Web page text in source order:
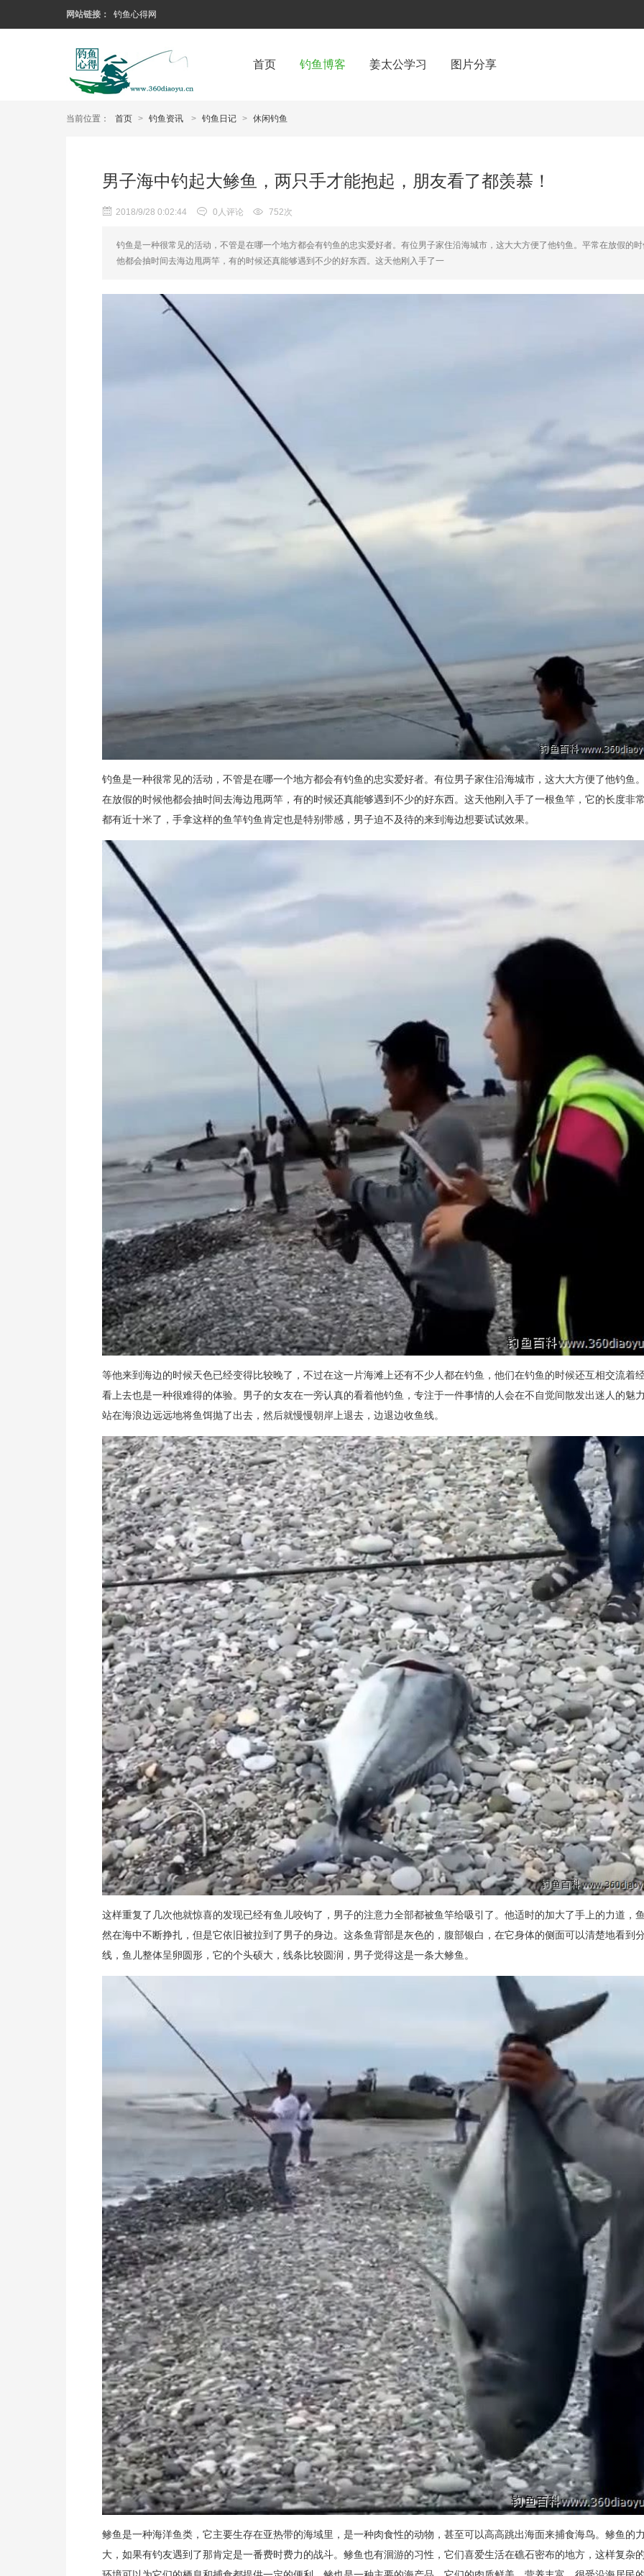
网站链接： 钓鱼心得网
首页 钓鱼博客 姜太公学习 图片分享
当前位置： 首页 > 钓鱼资讯 > 钓鱼日记 > 休闲钓鱼
男子海中钓起大鲹鱼，两只手才能抱起，朋友看了都羡慕！
2018/9/28 0:02:44 0人评论 752次
钓鱼是一种很常见的活动，不管是在哪一个地方都会有钓鱼的忠实爱好者。有位男子家住沿海城市，这大大方便了他钓鱼。平常在放假的
他都会抽时间去海边甩两竿，有的时候还真能够遇到不少的好东西。这天他刚入手了一
钓鱼是一种很常见的活动，不管是在哪一个地方都会有钓鱼的忠实爱好者。有位男子家住沿海城市，这大大方便了他钓鱼
在放假的时候他都会抽时间去海边甩两竿，有的时候还真能够遇到不少的好东西。这天他刚入手了一根鱼竿，它的长度非
都有近十米了，手拿这样的鱼竿钓鱼肯定也是特别带感，男子迫不及待的来到海边想要试试效果。
等他来到海边的时候天色已经变得比较晚了，不过在这一片海滩上还有不少人都在钓鱼，他们在钓鱼的时候还互相交流着
看上去也是一种很难得的体验。男子的女友在一旁认真的看着他钓鱼，专注于一件事情的人会在不自觉间散发出迷人的魅
站在海浪边远远地将鱼饵抛了出去，然后就慢慢朝岸上退去，边退边收鱼线。
这样重复了几次他就惊喜的发现已经有鱼儿咬钩了，男子的注意力全部都被鱼竿给吸引了。他适时的加大了手上的力道，
然在海中不断挣扎，但是它依旧被拉到了男子的身边。这条鱼背部是灰色的，腹部银白，在它身体的侧面可以清楚地看到
线，鱼儿整体呈卵圆形，它的个头硕大，线条比较圆润，男子觉得这是一条大鲹鱼。
鲹鱼是一种海洋鱼类，它主要生存在亚热带的海域里，是一种肉食性的动物，甚至可以高高跳出海面来捕食海鸟。鲹鱼的
大，如果有钓友遇到了那肯定是一番费时费力的战斗。鲹鱼也有洄游的习性，它们喜爱生活在礁石密布的地方，这样复杂